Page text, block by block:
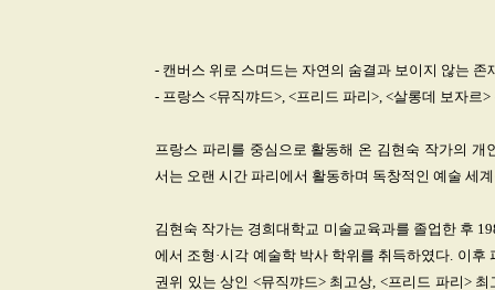
- 캔버스 위로 스며드는 자연의 숨결과 보이지 않는 존
- 프랑스 <뮤직꺄드>, <프리드 파리>, <살롱데 보자르
프랑스 파리를 중심으로 활동해 온 김현숙 작가의 개
서는 오랜 시간 파리에서 활동하며 독창적인 예술 세
김현숙 작가는 경희대학교 미술교육과를 졸업한 후
에서 조형·시각 예술학 박사 학위를 취득하였다. 이
권위 있는 상인 <뮤직꺄드> 최고상, <프리드 파리>